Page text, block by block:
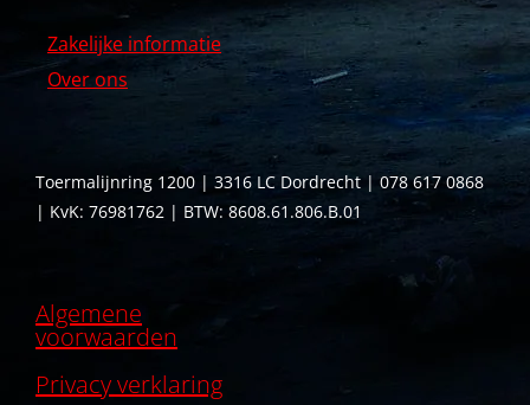
Zakelijke informatie
Over ons
Toermalijnring 1200 | 3316 LC Dordrecht | 078 617 0868
| KvK: 76981762 | BTW: 8608.61.806.B.01
Algemene
voorwaarden
Privacy verklaring